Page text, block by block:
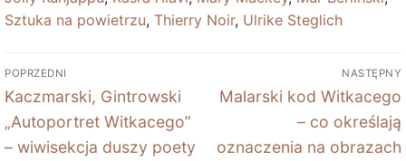
Sztuka na powietrzu, Thierry Noir, Ulrike Steglich
Nawigacja
wpisu
POPRZEDNI
Poprzedni
wpis:
Kaczmarski, Gintrowski
„Autoportret Witkacego”
– wiwisekcja duszy poety
NASTĘPNY
Next
Malarski kod Witkacego
– co określają
oznaczenia na obrazach